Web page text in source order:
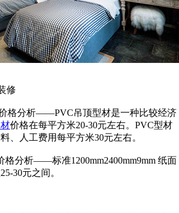
修
格分析——PVC吊顶型材是一种比较经济
价格在每平方米20-30元左右。PVC型材
、人工费用每平方米30元左右。
格分析——标准1200mm2400mm9mm 纸面
30元之间。